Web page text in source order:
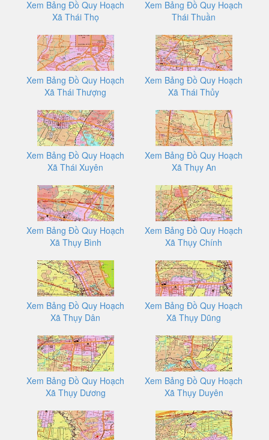
Xem Bảng Đồ Quy Hoạch
Xã Thái Thọ
Xem Bảng Đồ Quy Hoạch
Thái Thuần
Xem Bảng Đồ Quy Hoạch
Xã Thái Thượng
Xem Bảng Đồ Quy Hoạch
Xã Thái Thủy
Xem Bảng Đồ Quy Hoạch
Xã Thái Xuyên
Xem Bảng Đồ Quy Hoạch
Xã Thụy An
Xem Bảng Đồ Quy Hoạch
Xã Thụy Bình
Xem Bảng Đồ Quy Hoạch
Xã Thụy Chính
Xem Bảng Đồ Quy Hoạch
Xã Thụy Dân
Xem Bảng Đồ Quy Hoạch
Xã Thụy Dũng
Xem Bảng Đồ Quy Hoạch
Xã Thụy Dương
Xem Bảng Đồ Quy Hoạch
Xã Thụy Duyên